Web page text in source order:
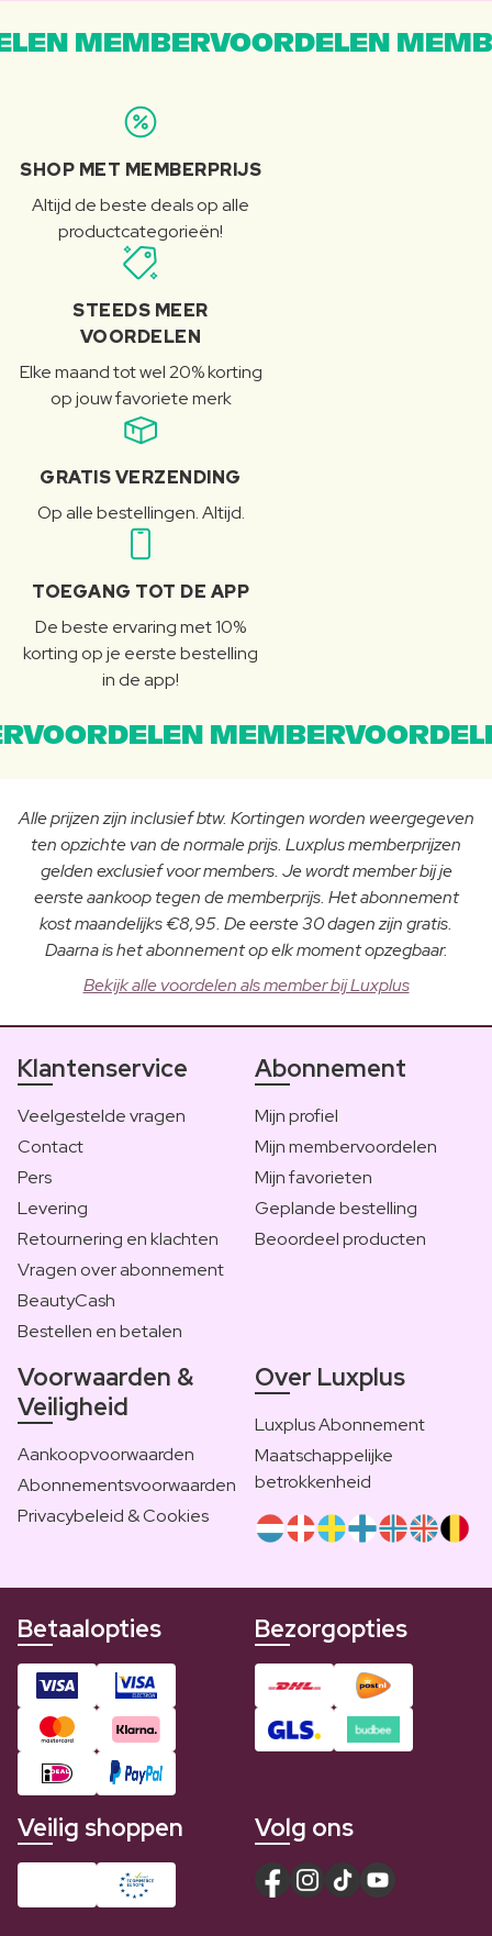
MEMBERVOORDELEN
SHOP MET MEMBERPRIJS
Altijd de beste deals op alle
productcategorieën!
STEEDS MEER
VOORDELEN
Elke maand tot wel 20% korting
op jouw favoriete merk
GRATIS VERZENDING
Op alle bestellingen. Altijd.
TOEGANG TOT DE APP
De beste ervaring met 10%
korting op je eerste bestelling
in de app!
Alle prijzen zijn inclusief btw. Kortingen worden weergegeven
ten opzichte van de normale prijs. Luxplus memberprijzen
gelden exclusief voor members. Je wordt member bij je
eerste aankoop tegen de memberprijs. Het abonnement
kost maandelijks €8,95. De eerste 30 dagen zijn gratis.
Daarna is het abonnement op elk moment opzegbaar.
Bekijk alle voordelen als member bij Luxplus
Klantenservice
Veelgestelde vragen
Contact
Pers
Levering
Retournering en klachten
Vragen over abonnement
BeautyCash
Bestellen en betalen
Abonnement
Mijn profiel
Mijn membervoordelen
Mijn favorieten
Geplande bestelling
Beoordeel producten
Voorwaarden &
Veiligheid
Aankoopvoorwaarden
Abonnementsvoorwaarden
Privacybeleid & Cookies
Over Luxplus
Luxplus Abonnement
Maatschappelijke
betrokkenheid
Betaalopties Bezorgopties
Veilig shoppen Volg ons